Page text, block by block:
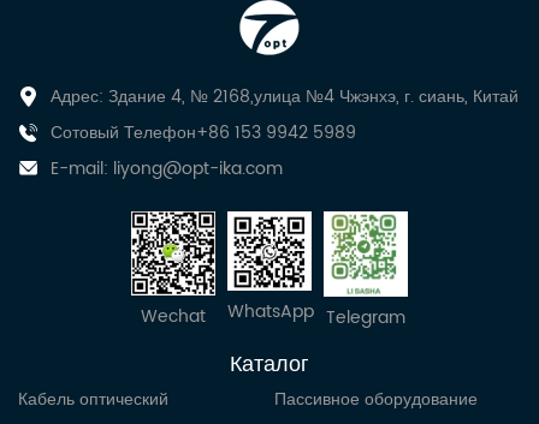
Адрес: Здание 4, № 2168,улица №4 Чжэнхэ, г. сиань, Китай
Сотовый Телефон+86 153 9942 5989
E-mail: liyong@opt-ika.com
Wechat WhatsApp Telegram
Каталог
Кабель оптический
Пассивное оборудование